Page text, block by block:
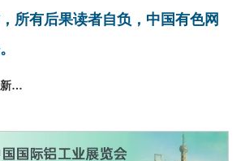
所有后果读者自负，中国有色网
趣